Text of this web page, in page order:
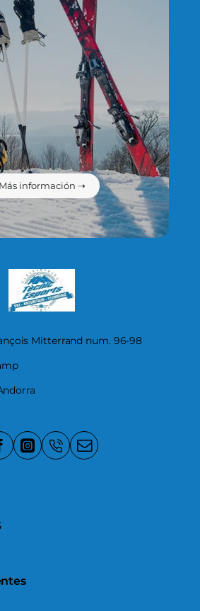
Más información ➝
Mitterrand num. 96-98